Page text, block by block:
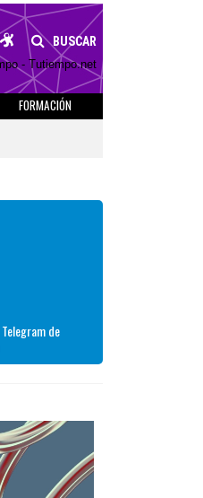
BUSCAR
- Tutiempo.net
FORMACIÓN
de